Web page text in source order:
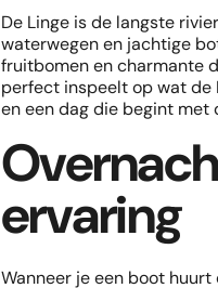
De Linge is de langste
waterwegen en jachtige
fruitbomen en charmante
perfect inspeelt op wat de
en een dag die begint met
ervaring
Wanneer je een boot